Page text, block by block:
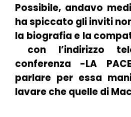
Possibile, andavo
ha spiccato gli inviti
la biografia e la
con l’indirizzo
conferenza -LA
parlare per essa
lavare che quelle di